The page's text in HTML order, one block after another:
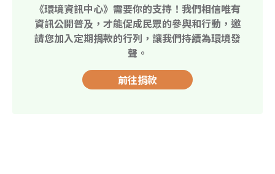
《環境資訊中心》需要你的支持！我們相信唯有
資訊公開普及，才能促成民眾的參與和行動，邀
請您加入定期捐款的行列，讓我們持續為環境發
聲。
前往捐款